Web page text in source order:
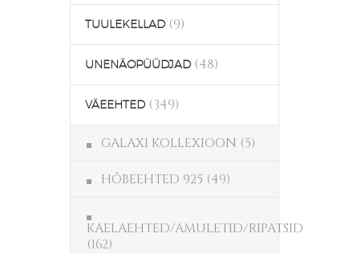
TUULEKELLAD (9)
UNENÄOPÜÜDJAD (48)
VÄEEHTED (349)
GALAXI KOLLEXIOON (5)
HÕBEEHTED 925 (49)
KAELAEHTED/AMULETID/RIPATSID
(162)